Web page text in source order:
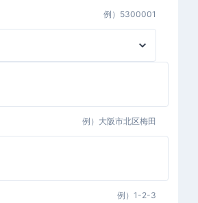
例） 5300001
例） 大阪市北区梅田
例） 1-2-3